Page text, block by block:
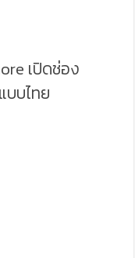
เปิดช่อง
บบไทย